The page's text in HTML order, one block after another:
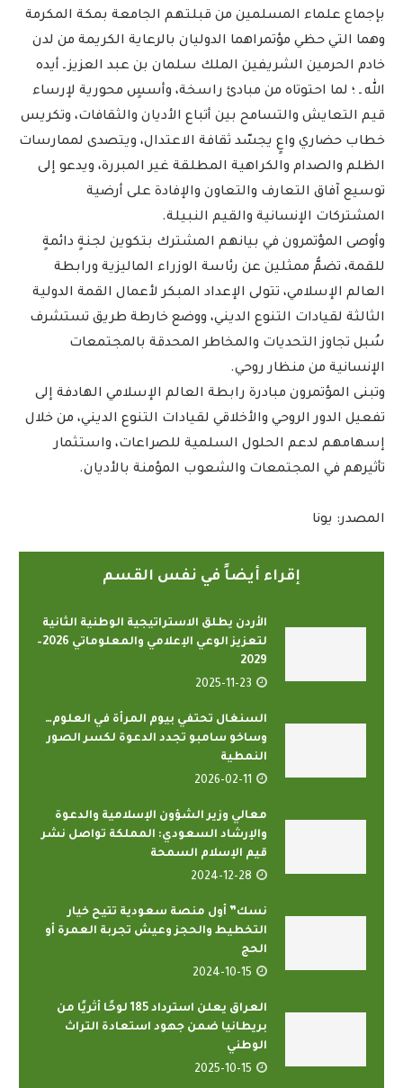
بإجماع علماء المسلمين من قبلتهم الجامعة بمكة المكرمة
وهما التي حظي مؤتمراهما الدوليان بالرعاية الكريمة من لدن
خادم الحرمين الشريفين الملك سلمان بن عبد العزيز ـ أيده
الله ـ ؛ لما احتوتاه من مبادئ راسخة، وأسسٍ محورية لإرساء
قيم التعايش والتسامح بين أتباع الأديان والثقافات، وتكريس
خطاب حضاري واعٍ يجسّد ثقافة الاعتدال، ويتصدى لممارسات
الظلم والصدام والكراهية المطلقة غير المبررة، ويدعو إلى
توسيع آفاق التعارف والتعاون والإفادة على أرضية
المشتركات الإنسانية والقيم النبيلة.
وأوصى المؤتمرون في بيانهم المشترك بتكوين لجنةٍ دائمةٍ
للقمة، تضمُّ ممثلين عن رئاسة الوزراء الماليزية ورابطة
العالم الإسلامي، تتولى الإعداد المبكر لأعمال القمة الدولية
الثالثة لقيادات التنوع الديني، ووضع خارطة طريق تستشرف
سُبل تجاوز التحديات والمخاطر المحدقة بالمجتمعات
الإنسانية من منظار روحي.
وتبنى المؤتمرون مبادرة رابطة العالم الإسلامي الهادفة إلى
تفعيل الدور الروحي والأخلاقي لقيادات التنوع الديني، من خلال
إسهامهم لدعم الحلول السلمية للصراعات، واستثمار
تأثيرهم في المجتمعات والشعوب المؤمنة بالأديان.
المصدر: يونا
إقراء أيضاً في نفس القسم
الأردن يطلق الاستراتيجية الوطنية الثانية
لتعزيز الوعي الإعلامي والمعلوماتي 2026–
2029
2025-11-23
السنغال تحتفي بيوم المرأة في العلوم…
وساخو سامبو تجدد الدعوة لكسر الصور
النمطية
2026-02-11
معالي وزير الشؤون الإسلامية والدعوة
والإرشاد السعودي: المملكة تواصل نشر
قيم الإسلام السمحة
2024-12-28
نسك” أول منصة سعودية تتيح خيار
التخطيط والحجز وعيش تجربة العمرة أو
الحج
2024-10-15
العراق يعلن استرداد 185 لوحًا أثريًا من
بريطانيا ضمن جهود استعادة التراث
الوطني
2025-10-15